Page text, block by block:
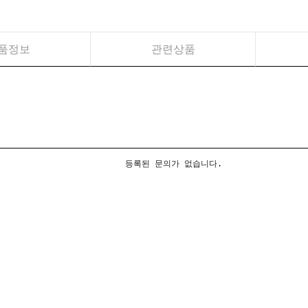
정보 관련상품
등록된 문의가 없습니다.